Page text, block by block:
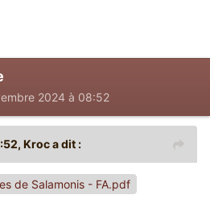
2024 à 08:52
Kroca dit :
de Salamonis - FA.pdf